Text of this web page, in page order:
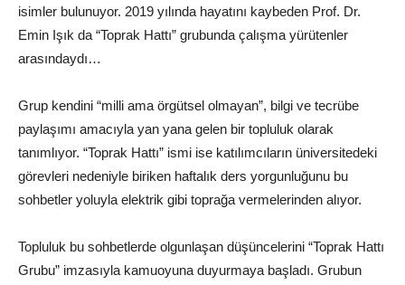
isimler bulunuyor. 2019 yılında hayatını kaybeden Prof. Dr.
Emin Işık da “Toprak Hattı” grubunda çalışma yürütenler
arasındaydı…
Grup kendini “milli ama örgütsel olmayan”, bilgi ve tecrübe
paylaşımı amacıyla yan yana gelen bir topluluk olarak
tanımlıyor. “Toprak Hattı” ismi ise katılımcıların üniversitedeki
görevleri nedeniyle biriken haftalık ders yorgunluğunu bu
sohbetler yoluyla elektrik gibi toprağa vermelerinden alıyor.
Topluluk bu sohbetlerde olgunlaşan düşüncelerini “Toprak Hattı
Grubu” imzasıyla kamuoyuna duyurmaya başladı. Grubun